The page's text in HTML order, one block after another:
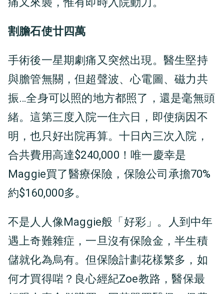
割膽石使廿四萬
手術後一星期劇痛又突然出現。醫生堅持
與膽管無關，但超聲波、心電圖、磁力共
振…全身可以照的地方都照了，還是毫無頭
緒。這第三度入院一住六日，即使病因不
明，也只好出院再算。十日內三次入院，
合共費用高達$240,000！唯一慶幸是
Maggie買了醫療保險，保險公司承擔70%
約$160,000多。
不是人人像Maggie般「好彩」。人到中年
遇上奇難雜症，一旦沒有保險金，半生積
儲就化為烏有。但保險計劃花樣繁多，如
何才買得啱？良心經紀Zoe教路，醫保最